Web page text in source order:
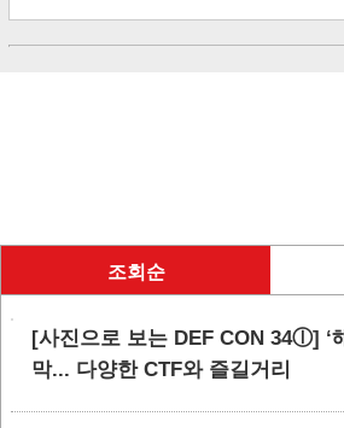
조회순
[사진으로 보는 DEF CON 34ⓛ] ‘
막... 다양한 CTF와 즐길거리